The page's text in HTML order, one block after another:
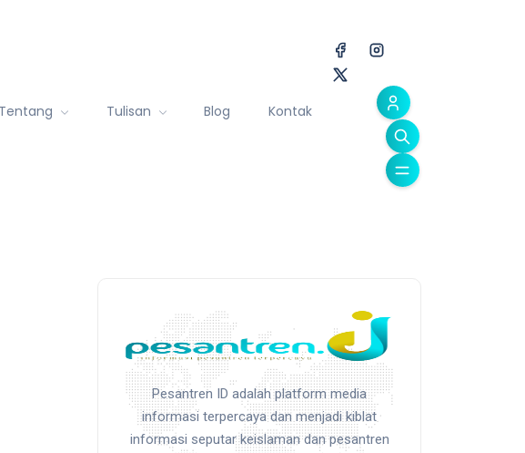
Tentang Tulisan Blog Kontak
Pesantren ID adalah platform media
informasi terpercaya dan menjadi kiblat
informasi seputar keislaman dan pesantren